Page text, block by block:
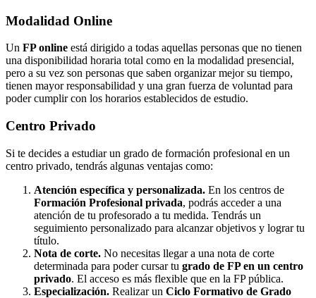
Modalidad Online
Un FP online está dirigido a todas aquellas personas que no tienen
una disponibilidad horaria total como en la modalidad presencial,
pero a su vez son personas que saben organizar mejor su tiempo,
tienen mayor responsabilidad y una gran fuerza de voluntad para
poder cumplir con los horarios establecidos de estudio.
Centro Privado
Si te decides a estudiar un grado de formación profesional en un
centro privado, tendrás algunas ventajas como:
Atención específica y personalizada. En los centros de
Formación Profesional privada, podrás acceder a una
atención de tu profesorado a tu medida. Tendrás un
seguimiento personalizado para alcanzar objetivos y lograr tu
título.
Nota de corte. No necesitas llegar a una nota de corte
determinada para poder cursar tu grado de FP en un centro
privado. El acceso es más flexible que en la FP pública.
Especialización. Realizar un Ciclo Formativo de Grado